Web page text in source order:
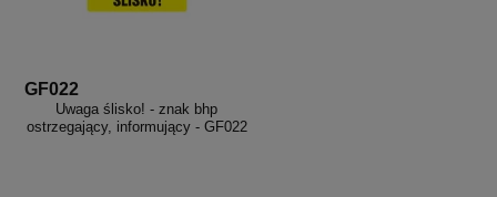
GF022
Uwaga ślisko! - znak bhp
ostrzegający, informujący - GF022